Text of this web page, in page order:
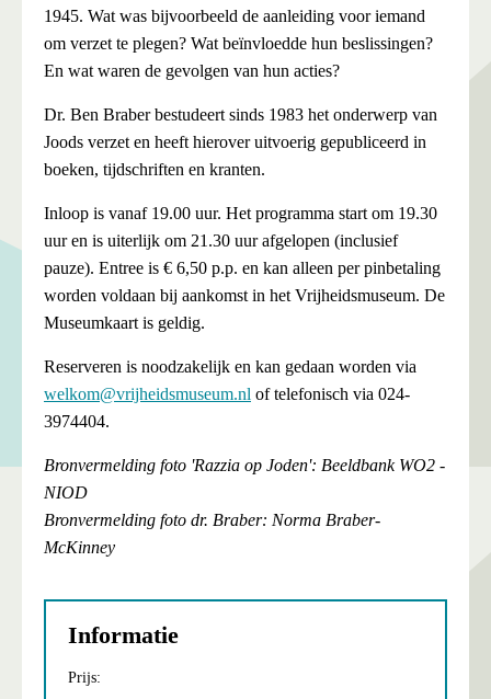
1945. Wat was bijvoorbeeld de aanleiding voor iemand
om verzet te plegen? Wat beïnvloedde hun beslissingen?
En wat waren de gevolgen van hun acties?
Dr. Ben Braber bestudeert sinds 1983 het onderwerp van
Joods verzet en heeft hierover uitvoerig gepubliceerd in
boeken, tijdschriften en kranten.
Inloop is vanaf 19.00 uur. Het programma start om 19.30
uur en is uiterlijk om 21.30 uur afgelopen (inclusief
pauze). Entree is € 6,50 p.p. en kan alleen per pinbetaling
worden voldaan bij aankomst in het Vrijheidsmuseum. De
Museumkaart is geldig.
Reserveren is noodzakelijk en kan gedaan worden via
welkom@vrijheidsmuseum.nl of telefonisch via 024-
3974404.
Bronvermelding foto 'Razzia op Joden': Beeldbank WO2 -
NIOD
Bronvermelding foto dr. Braber: Norma Braber-
McKinney
Informatie
Prijs: